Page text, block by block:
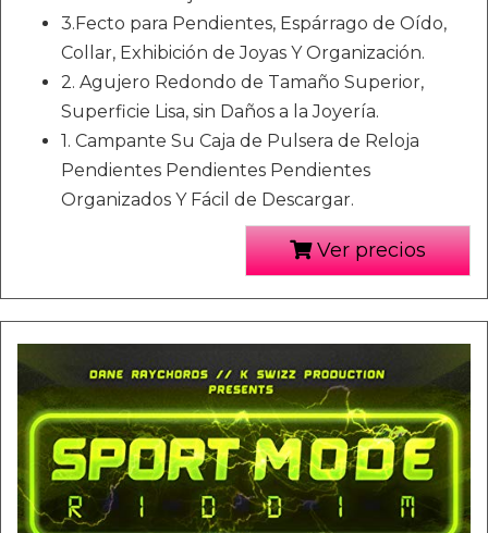
3.Fecto para Pendientes, Espárrago de Oído,
Collar, Exhibición de Joyas Y Organización.
2. Agujero Redondo de Tamaño Superior,
Superficie Lisa, sin Daños a la Joyería.
1. Campante Su Caja de Pulsera de Reloja
Pendientes Pendientes Pendientes
Organizados Y Fácil de Descargar.
Ver precios